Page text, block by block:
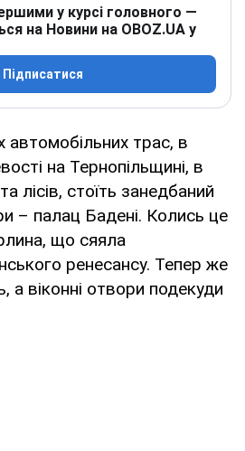
у курсі головного —
на Новини на OBOZ.UA у
Підписатися
автомобільних трас, в
на Тернопільщині, в
лісів, стоїть занедбаний
– палац Бадені. Колись це
що сяяла
ренесансу. Тепер же
а віконні отвори подекуди